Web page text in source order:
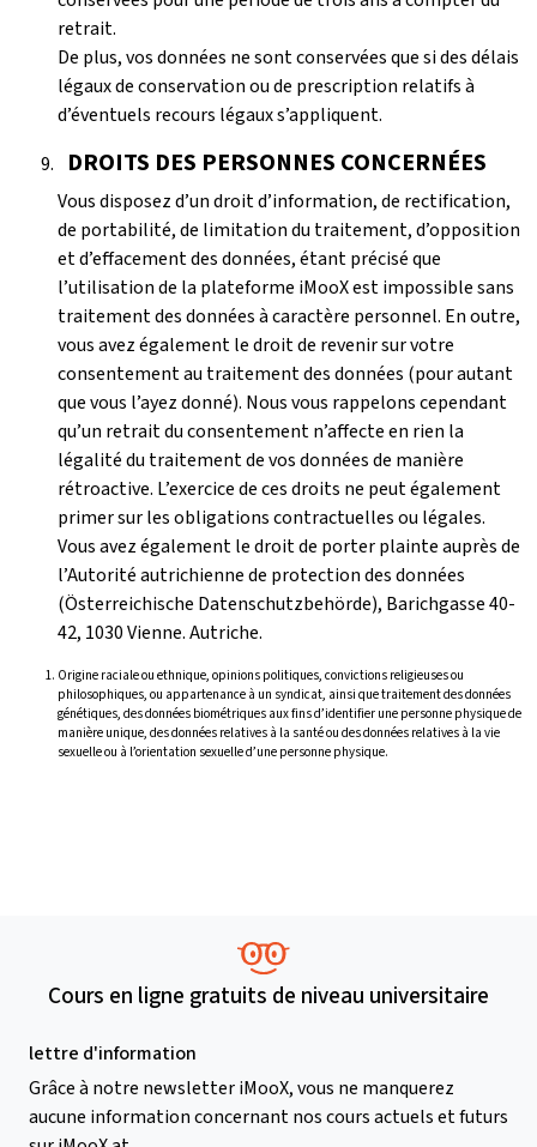
retrait.
De plus, vos données ne sont conservées que si des délais
légaux de conservation ou de prescription relatifs à
d’éventuels recours légaux s’appliquent.
DROITS DES PERSONNES CONCERNÉES
Vous disposez d’un droit d’information, de rectification,
de portabilité, de limitation du traitement, d’opposition
et d’effacement des données, étant précisé que
l’utilisation de la plateforme iMooX est impossible sans
traitement des données à caractère personnel. En outre,
vous avez également le droit de revenir sur votre
consentement au traitement des données (pour autant
que vous l’ayez donné). Nous vous rappelons cependant
qu’un retrait du consentement n’affecte en rien la
légalité du traitement de vos données de manière
rétroactive. L’exercice de ces droits ne peut également
primer sur les obligations contractuelles ou légales.
Vous avez également le droit de porter plainte auprès de
l’Autorité autrichienne de protection des données
(Österreichische Datenschutzbehörde), Barichgasse 40-
42, 1030 Vienne. Autriche.
Origine raciale ou ethnique, opinions politiques, convictions religieuses ou
philosophiques, ou appartenance à un syndicat, ainsi que traitement des données
génétiques, des données biométriques aux fins d’identifier une personne physique de
manière unique, des données relatives à la santé ou des données relatives à la vie
sexuelle ou à l’orientation sexuelle d’une personne physique.
Cours en ligne gratuits de niveau universitaire
lettre d'information
Grâce à notre newsletter iMooX, vous ne manquerez
aucune information concernant nos cours actuels et futurs